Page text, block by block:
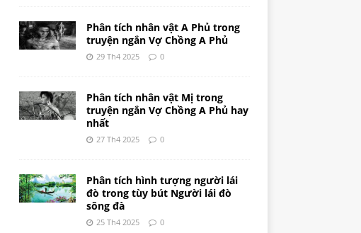
Phân tích nhân vật A Phủ trong
truyện ngắn Vợ Chồng A Phủ
29 Th4 2025 0
Phân tích nhân vật Mị trong
truyện ngắn Vợ Chồng A Phủ hay
nhất
27 Th4 2025 0
Phân tích hình tượng người lái
đò trong tùy bút Người lái đò
sông đà
25 Th4 2025 0